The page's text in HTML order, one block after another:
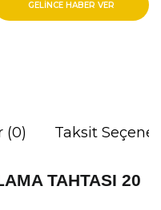
GELİNCE HABER VER
(0) Taksit
TAHTASI 20